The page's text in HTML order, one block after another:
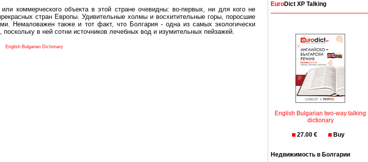
коммерческого объекта в этой стране очевидны: во-первых, ни для кого не
стран Европы. Удивительные холмы и восхитительные горы, поросшие
Немаловажен также и тот факт, что Болгария - одна из самых экологически
в ней сотни источников лечебных вод и изумительных пейзажей.
недвижимость заключено в том, что Болгария безопасная страна - в ней
English Bulgarian Dictionary
EuroDict XP Talking
English Bulgarian two-way talking
dictionary
27.00 € Buy
Недвижимость в Болгарии